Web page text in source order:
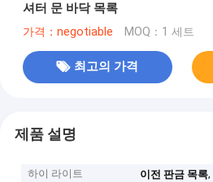
셔터 문 바닥 목록
가격：negotiable MOQ：1 세트
최고의 가격
제품 설명
하이 라이트 이전 판금 목록,